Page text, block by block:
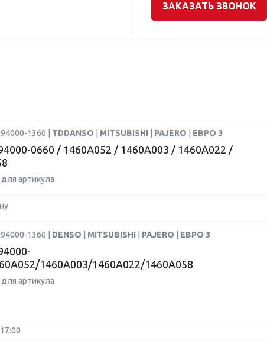
ЗАКАЗАТЬ ЗВОНОК
1360 | TDDANSO MITSUBISHI PAJERO ЕВРО 3
0660 / 1460A052 / 1460A003 / 1460A022 /
артикула
1360 | DENSO MITSUBISHI PAJERO ЕВРО 3
1460A003/1460A022/1460A058
артикула